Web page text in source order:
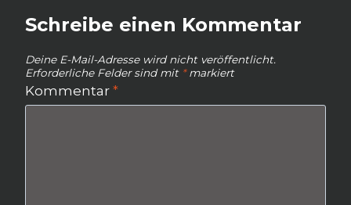
Schreibe einen Kommentar
Deine E-Mail-Adresse wird nicht veröffentlicht.
Erforderliche Felder sind mit *markiert
Kommentar *